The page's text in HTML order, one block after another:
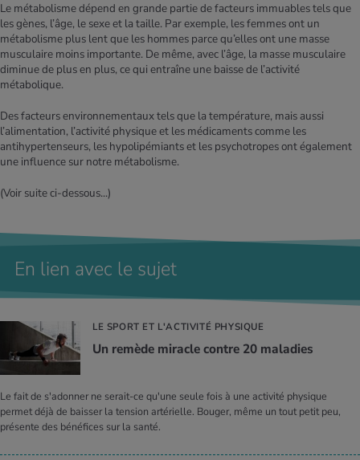
Le métabolisme dépend en grande partie de facteurs immuables tels que
les gènes, l’âge, le sexe et la taille. Par exemple, les femmes ont un
métabolisme plus lent que les hommes parce qu’elles ont une masse
musculaire moins importante. De même, avec l’âge, la masse musculaire
diminue de plus en plus, ce qui entraîne une baisse de l’activité
métabolique.
Des facteurs environnementaux tels que la température, mais aussi
l’alimentation, l’activité physique et les médicaments comme les
antihypertenseurs, les hypolipémiants et les psychotropes ont également
une influence sur notre métabolisme.
(Voir suite ci-dessous...)
En lien avec le sujet
LE SPORT ET L'ACTIVITÉ PHYSIQUE
Un remède miracle contre 20 mala­dies
Le fait de s'adonner ne serait-ce qu'une seule fois à une activité physique
permet déjà de baisser la tension artérielle. Bouger, même un tout petit peu,
présente des bénéfices sur la santé.